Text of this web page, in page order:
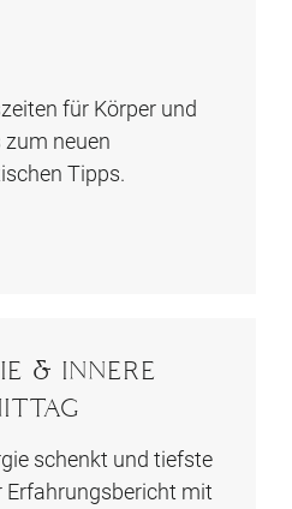
für Körper und
zum neuen
Tipps.
& innere
schenkt und tiefste
Erfahrungsbericht mit